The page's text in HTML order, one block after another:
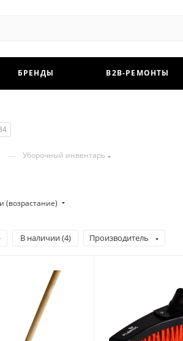
БРЕНДЫ B2B-РЕМОНТЫ
— Уборочный инвентарь
(возрастание)
В наличии (4) Производитель